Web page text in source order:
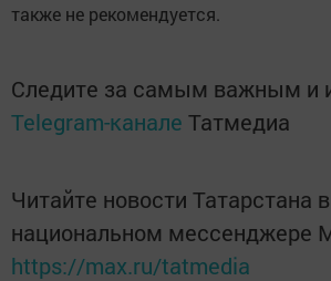
также не рекомендуется.
Следите за самым важным и
Telegram-канале Татмедиа
Читайте новости Татарстана в
национальном мессенджере
https://max.ru/tatmedia